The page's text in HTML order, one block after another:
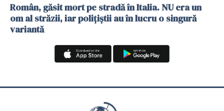
Român, găsit mort pe stradă în Italia. NU era un
om al străzii, iar polițiștii au în lucru o singură
variantă